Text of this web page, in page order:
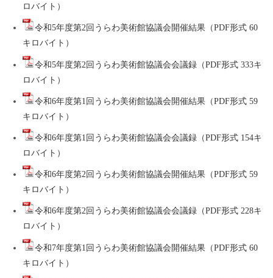
ロバイト）
令和5年度第2回うらわ美術館協議会開催結果（PDF形式 60
キロバイト）
令和5年度第2回うらわ美術館協議会会議録（PDF形式 333キ
ロバイト）
令和6年度第1回うらわ美術館協議会開催結果（PDF形式 59
キロバイト）
令和6年度第1回うらわ美術館協議会会議録（PDF形式 154キ
ロバイト）
令和6年度第2回うらわ美術館協議会開催結果（PDF形式 59
キロバイト）
令和6年度第2回うらわ美術館協議会会議録（PDF形式 228キ
ロバイト）
令和7年度第1回うらわ美術館協議会開催結果（PDF形式 60
キロバイト）